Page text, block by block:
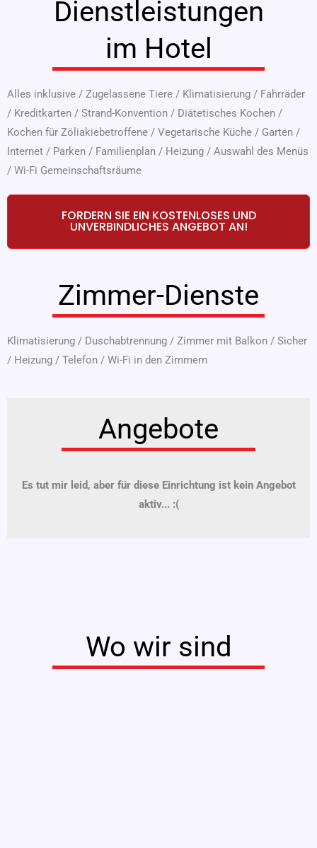
Dienstleistungen
im Hotel
Alles inklusive / Zugelassene Tiere / Klimatisierung / Fahrräder
/ Kreditkarten / Strand-Konvention / Diätetisches Kochen /
Kochen für Zöliakiebetroffene / Vegetarische Küche / Garten /
Internet / Parken / Familienplan / Heizung / Auswahl des Menüs
/ Wi-Fi Gemeinschaftsräume
FORDERN SIE EIN KOSTENLOSES UND
UNVERBINDLICHES ANGEBOT AN!
Zimmer-Dienste
Klimatisierung / Duschabtrennung / Zimmer mit Balkon / Sicher
/ Heizung / Telefon / Wi-Fi in den Zimmern
Angebote
Es tut mir leid, aber für diese Einrichtung ist kein Angebot
aktiv... :(
Wo wir sind